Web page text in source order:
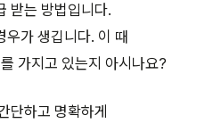
받는 방법입니다.
가 생깁니다. 이 때
가지고 있는지 아시나요?
단하고 명확하게